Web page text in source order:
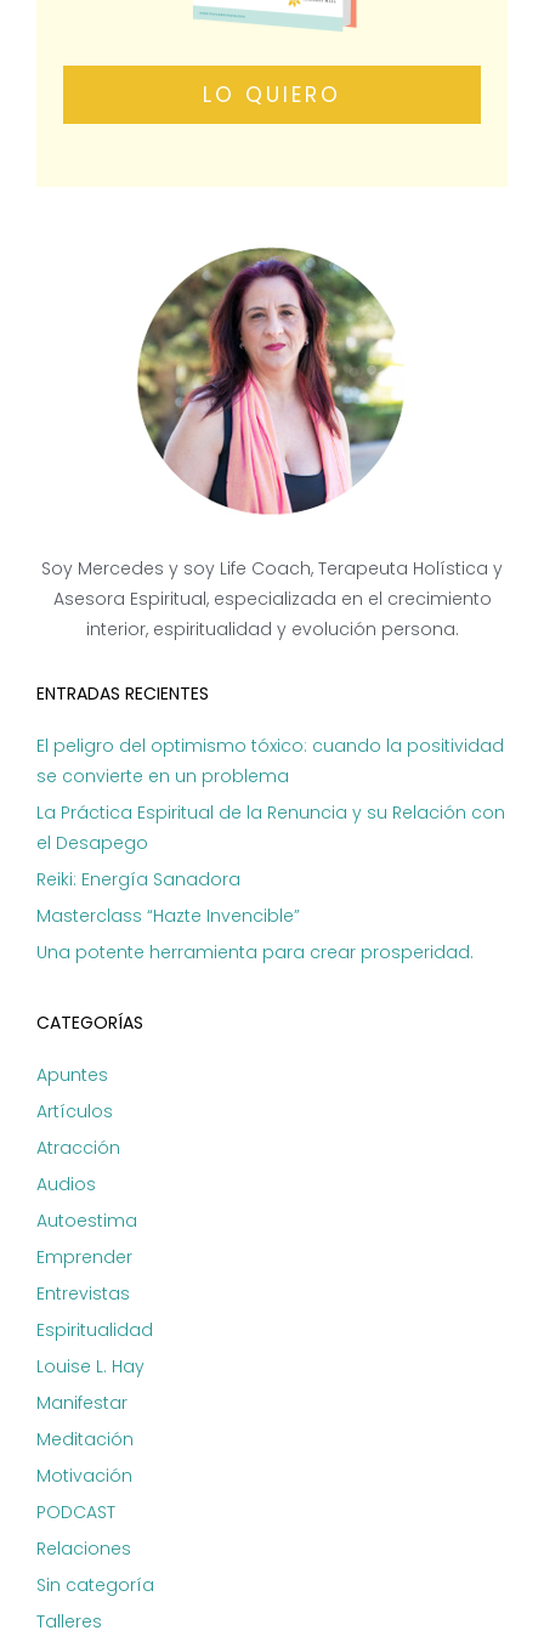
LO QUIERO
Soy Mercedes y soy Life Coach, Terapeuta Holística y
Asesora Espiritual, especializada en el crecimiento
interior, espiritualidad y evolución persona.
ENTRADAS RECIENTES
El peligro del optimismo tóxico: cuando la positividad
se convierte en un problema
La Práctica Espiritual de la Renuncia y su Relación con
el Desapego
Reiki: Energía Sanadora
Masterclass “Hazte Invencible”
Una potente herramienta para crear prosperidad.
CATEGORÍAS
Apuntes
Artículos
Atracción
Audios
Autoestima
Emprender
Entrevistas
Espiritualidad
Louise L. Hay
Manifestar
Meditación
Motivación
PODCAST
Relaciones
Sin categoría
Talleres